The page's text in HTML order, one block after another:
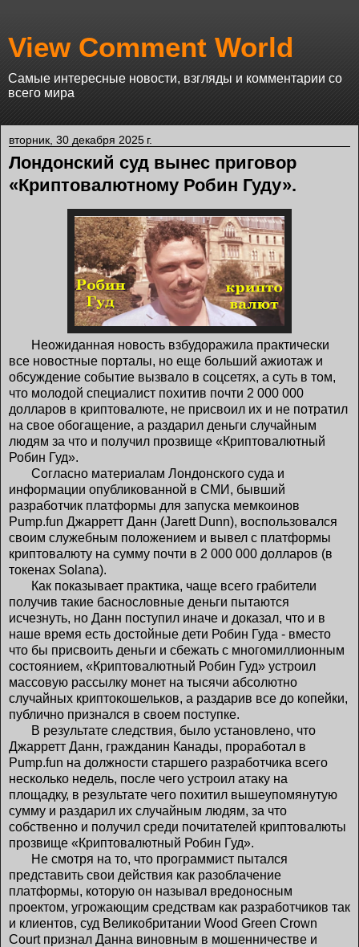
View Comment World
Самые интересные новости, взгляды и комментарии со
всего мира
вторник, 30 декабря 2025 г.
Лондонский суд вынес приговор
«Криптовалютному Робин Гуду».
Неожиданная новость взбудоражила практически
все новостные порталы, но еще больший ажиотаж и
обсуждение событие вызвало в соцсетях, а суть в том,
что молодой специалист похитив почти 2 000 000
долларов в криптовалюте, не присвоил их и не потратил
на свое обогащение, а раздарил деньги случайным
людям за что и получил прозвище «Криптовалютный
Робин Гуд».
Согласно материалам Лондонского суда и
информации опубликованной в СМИ, бывший
разработчик платформы для запуска мемкоинов
Pump.fun Джарретт Данн (Jarett Dunn), воспользовался
своим служебным положением и вывел с платформы
криптовалюту на сумму почти в 2 000 000 долларов (в
токенах Solana).
Как показывает практика, чаще всего грабители
получив такие баснословные деньги пытаются
исчезнуть, но Данн поступил иначе и доказал, что и в
наше время есть достойные дети Робин Гуда - вместо
что бы присвоить деньги и сбежать с многомиллионным
состоянием, «Криптовалютный Робин Гуд» устроил
массовую рассылку монет на тысячи абсолютно
случайных криптокошельков, а раздарив все до копейки,
публично признался в своем поступке.
В результате следствия, было установлено, что
Джарретт Данн, гражданин Канады, проработал в
Pump.fun на должности старшего разработчика всего
несколько недель, после чего устроил атаку на
площадку, в результате чего похитил вышеупомянутую
сумму и раздарил их случайным людям, за что
собственно и получил среди почитателей криптовалюты
прозвище «Криптовалютный Робин Гуд».
Не смотря на то, что программист пытался
представить свои действия как разоблачение
платформы, которую он называл вредоносным
проектом, угрожающим средствам как разработчиков так
и клиентов, суд Великобритании Wood Green Crown
Court признал Данна виновным в мошенничестве и